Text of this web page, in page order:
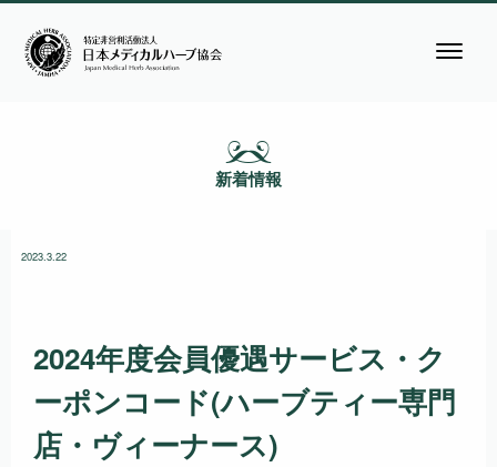
新着情報
2023.3.22
2024年度会員優遇サービス・ク
ーポンコード(ハーブティー専門
店・ヴィーナース)